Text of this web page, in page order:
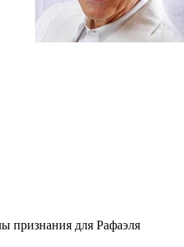
признания для Рафаэля